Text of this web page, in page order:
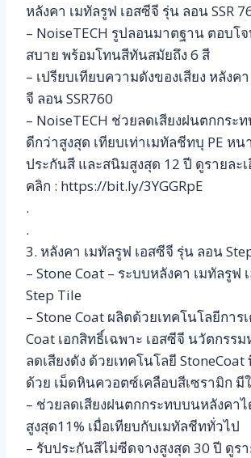
หลังคา เมทัลรูฟ เอสซีจี รุ่น ลอน SSR
– NoiseTECH รูปลอนมาตฐาน ตอบโ
สบาย พร้อมโทนสีทันสมัยถึง 6 สี
– เปรียบเทียบความดังของเสียง หลังค
จี ลอน SSR760
– NoiseTECH ช่วยลดเสียงฝนตกกระ
ดีกว่าสูงสุด เทียบเท่าเมทัลชีทบุ PE หน
ประกันสี และสนิมสูงสุด 12 ปี ดูรายละเ
คลิก : https://bit.ly/3YGGRpE
.
.
3. หลังคา เมทัลรูฟ เอสซีจี รุ่น ลอน
– Stone Coat – ระบบหลังคา เมทัลรูฟ
Step Tile
– Stone Coat ผลิตด้วยเทคโนโลยีการ
Coat เอกสิทธิ์เฉพาะ เอสซีจี นวัตกรร
ลดเสียงดัง ด้วยเทคโนโลยี StoneCoat
ด้วย เม็ดหินควอตซ์เคลือบสีเซรามิก มี
– ช่วยลดเสียงฝนตกกระทบบนหลังคา
สูงสุด11% เมื่อเทียบกับเมทัลชีททั่วไป
– รับประกันสีไม่ซีดจางสูงสุด 30 ปี ดูรา